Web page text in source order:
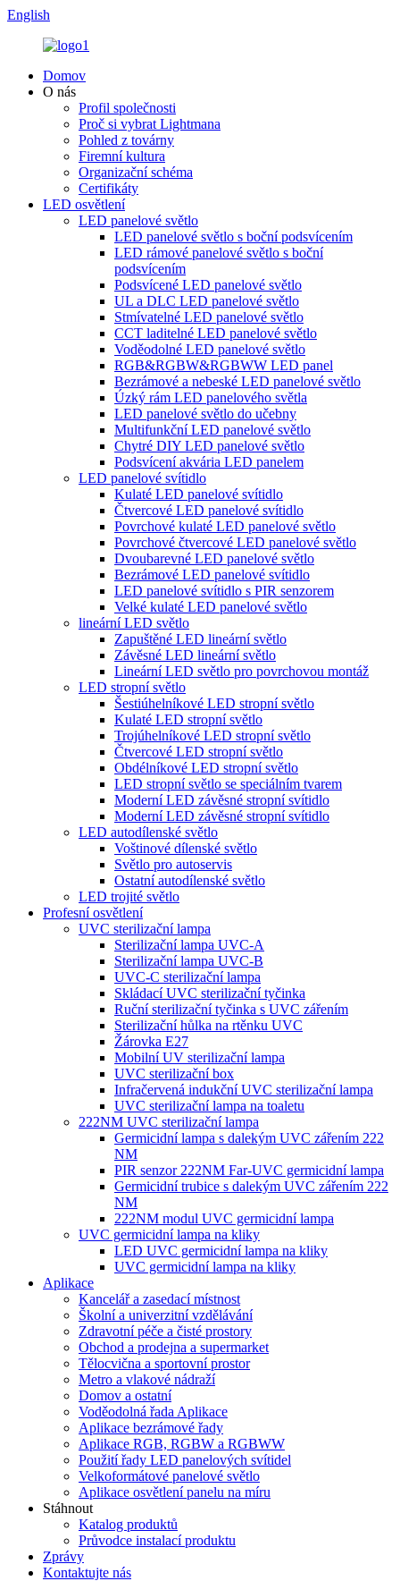
English
Domov
O nás
Profil společnosti
Proč si vybrat Lightmana
Pohled z továrny
Firemní kultura
Organizační schéma
Certifikáty
LED osvětlení
LED panelové světlo
LED panelové světlo s boční podsvícením
LED rámové panelové světlo s boční
podsvícením
Podsvícené LED panelové světlo
UL a DLC LED panelové světlo
Stmívatelné LED panelové světlo
CCT laditelné LED panelové světlo
Voděodolné LED panelové světlo
RGB&RGBW&RGBWW LED panel
Bezrámové a nebeské LED panelové světlo
Úzký rám LED panelového světla
LED panelové světlo do učebny
Multifunkční LED panelové světlo
Chytré DIY LED panelové světlo
Podsvícení akvária LED panelem
LED panelové svítidlo
Kulaté LED panelové svítidlo
Čtvercové LED panelové svítidlo
Povrchové kulaté LED panelové světlo
Povrchové čtvercové LED panelové světlo
Dvoubarevné LED panelové světlo
Bezrámové LED panelové svítidlo
LED panelové svítidlo s PIR senzorem
Velké kulaté LED panelové světlo
lineární LED světlo
Zapuštěné LED lineární světlo
Závěsné LED lineární světlo
Lineární LED světlo pro povrchovou montáž
LED stropní světlo
Šestiúhelníkové LED stropní světlo
Kulaté LED stropní světlo
Trojúhelníkové LED stropní světlo
Čtvercové LED stropní světlo
Obdélníkové LED stropní světlo
LED stropní světlo se speciálním tvarem
Moderní LED závěsné stropní svítidlo
Moderní LED závěsné stropní svítidlo
LED autodílenské světlo
Voštinové dílenské světlo
Světlo pro autoservis
Ostatní autodílenské světlo
LED trojité světlo
Profesní osvětlení
UVC sterilizační lampa
Sterilizační lampa UVC-A
Sterilizační lampa UVC-B
UVC-C sterilizační lampa
Skládací UVC sterilizační tyčinka
Ruční sterilizační tyčinka s UVC zářením
Sterilizační hůlka na rtěnku UVC
Žárovka E27
Mobilní UV sterilizační lampa
UVC sterilizační box
Infračervená indukční UVC sterilizační lampa
UVC sterilizační lampa na toaletu
222NM UVC sterilizační lampa
Germicidní lampa s dalekým UVC zářením 222
NM
PIR senzor 222NM Far-UVC germicidní lampa
Germicidní trubice s dalekým UVC zářením 222
NM
222NM modul UVC germicidní lampa
UVC germicidní lampa na kliky
LED UVC germicidní lampa na kliky
UVC germicidní lampa na kliky
Aplikace
Kancelář a zasedací místnost
Školní a univerzitní vzdělávání
Zdravotní péče a čisté prostory
Obchod a prodejna a supermarket
Tělocvična a sportovní prostor
Metro a vlakové nádraží
Domov a ostatní
Voděodolná řada Aplikace
Aplikace bezrámové řady
Aplikace RGB, RGBW a RGBWW
Použití řady LED panelových svítidel
Velkoformátové panelové světlo
Aplikace osvětlení panelu na míru
Stáhnout
Katalog produktů
Průvodce instalací produktu
Zprávy
Kontaktujte nás